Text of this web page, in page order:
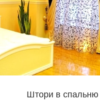
Штори в спальню